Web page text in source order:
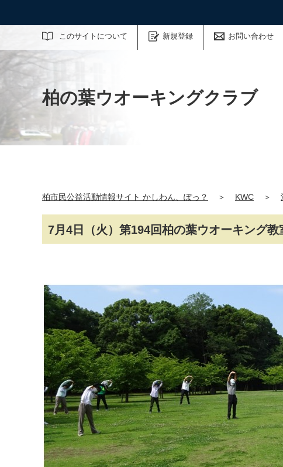
このサイトについて 新規登録 お問い合わせ
サイト内検索
柏の葉ウオーキングクラブ
柏市民公益活動情報サイト かしわん、ぽっ？ ＞ KWC ＞
7月4日（火）第194回柏の葉ウオーキング